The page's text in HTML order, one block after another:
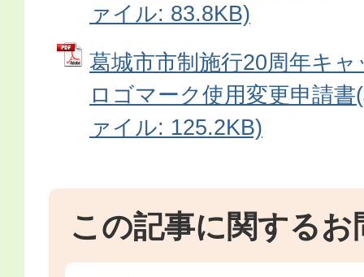
ァイル: 83.8KB)
葛󠄀城市市制施行20周年キ
ロゴマーク使用変更申請
ァイル: 125.2KB)
この記事に関するお